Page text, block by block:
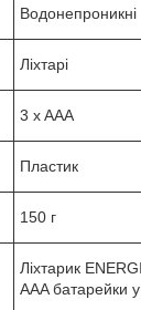
Водонепроникні
Ліхтарі
3 x AAA
Пластик
150 г
Ліхтарик
AAA батарейки